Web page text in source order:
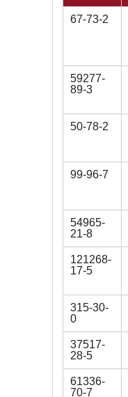
67-73-2
59277-
89-3
50-78-2
99-96-7
54965-
21-8
121268-
17-5
315-30-
0
37517-
28-5
61336-
70-7